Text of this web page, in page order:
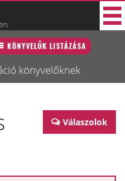
KÖNYVELŐK LISTÁZÁSA
könyvelőknek
Válaszolok